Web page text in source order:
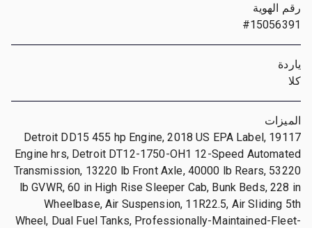
رقم الهوية
#15056391
ياردة
كلا
الميزات
Detroit DD15 455 hp Engine, 2018 US EPA Label, 19117
Engine hrs, Detroit DT12-1750-OH1 12-Speed Automated
Transmission, 13220 lb Front Axle, 40000 lb Rears, 53220
lb GVWR, 60 in High Rise Sleeper Cab, Bunk Beds, 228 in
Wheelbase, Air Suspension, 11R22.5, Air Sliding 5th
Wheel, Dual Fuel Tanks, Professionally-Maintained-Fleet-